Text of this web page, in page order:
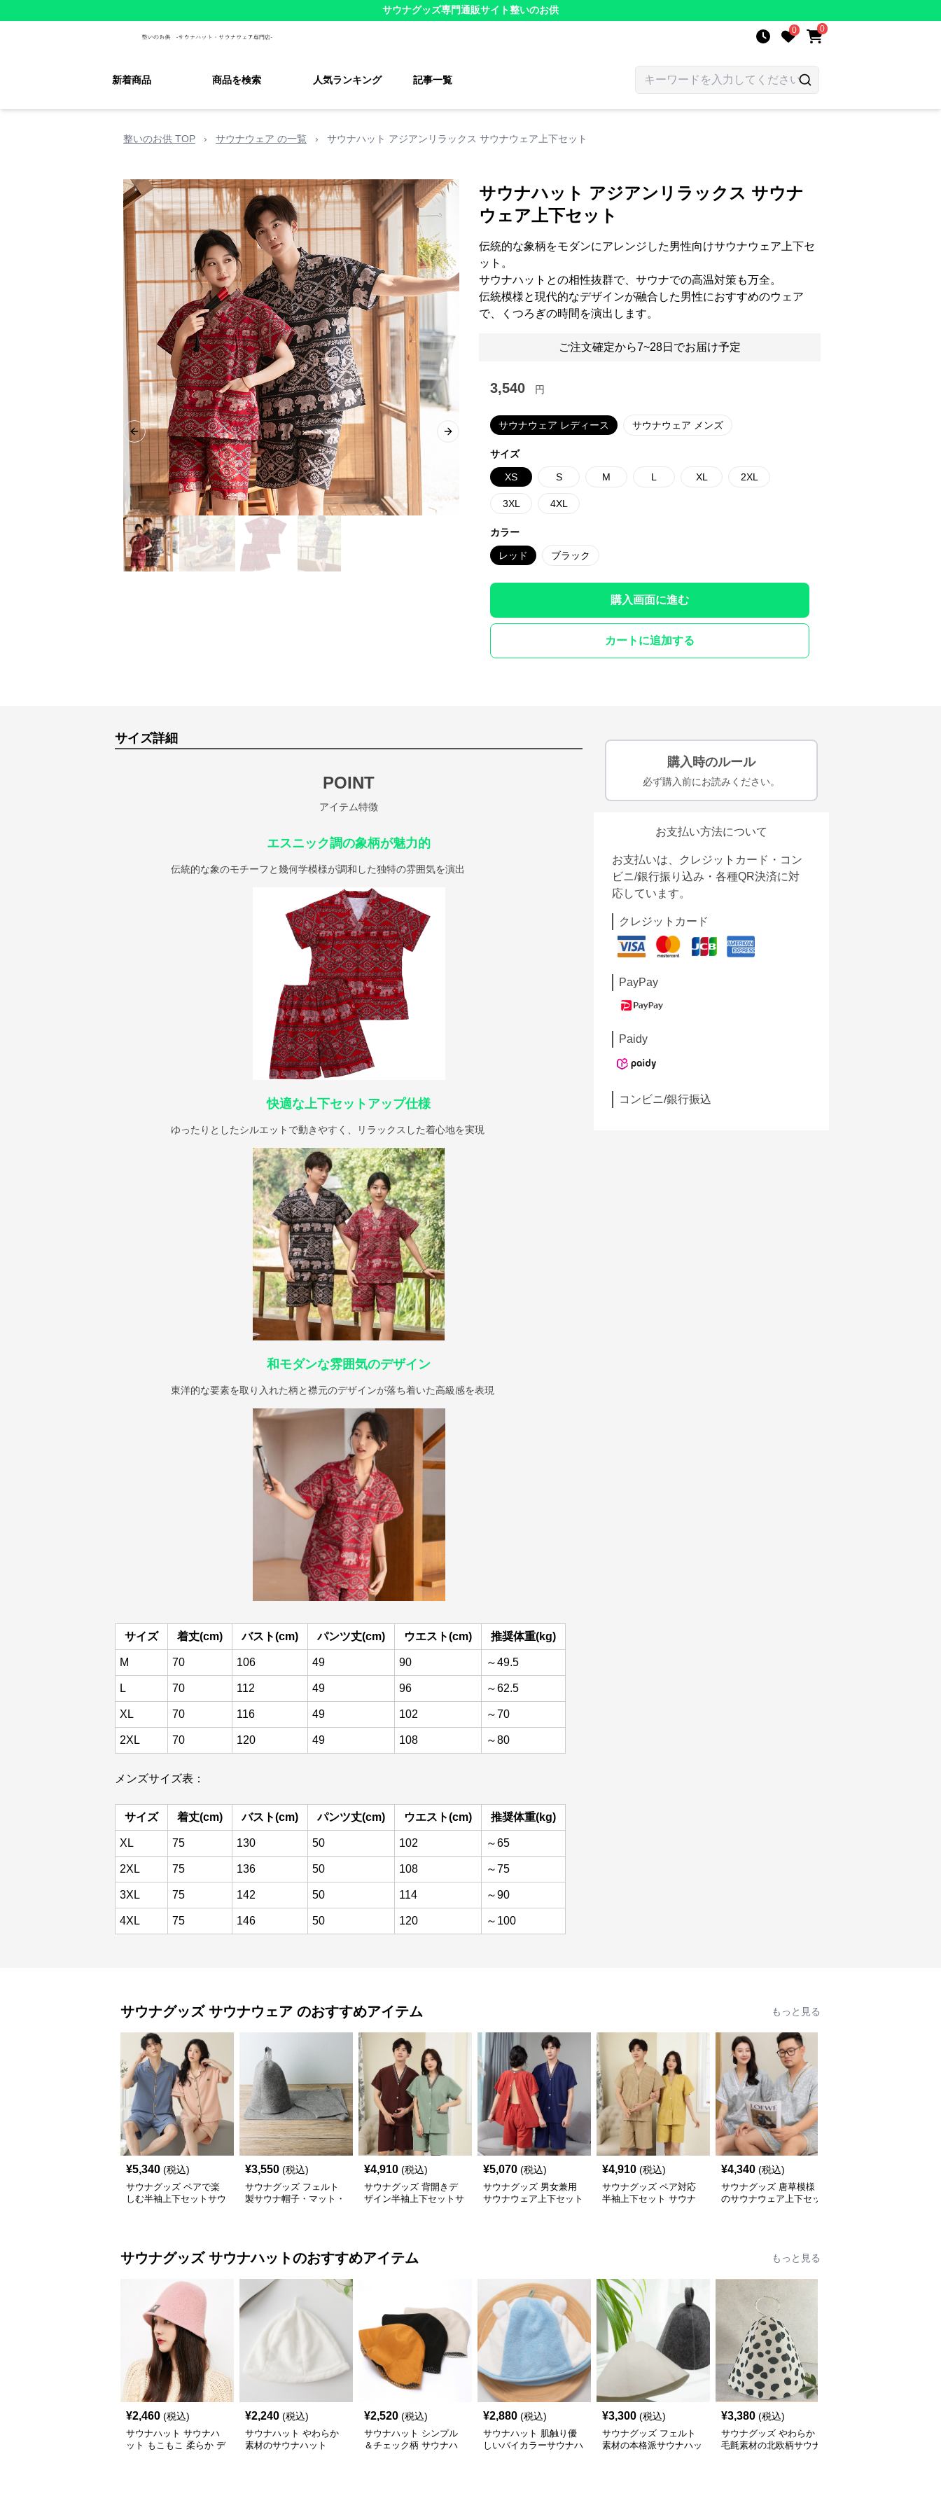
サウナグッズ専門通販サイト整いのお供
0 0
新着商品 商品を検索 人気ランキング 記事一覧
整いのお供 TOP › サウナウェア の一覧 › サウナハット アジアンリラックス サウナウェア上下セット
Previous slide Next slide
サウナハット アジアンリラックス サウナ
ウェア上下セット
伝統的な象柄をモダンにアレンジした男性向けサウナウェア上下セ
ット。
サウナハットとの相性抜群で、サウナでの高温対策も万全。
伝統模様と現代的なデザインが融合した男性におすすめのウェア
で、くつろぎの時間を演出します。
ご注文確定から7~28日でお届け予定
3,540 円
サウナウェア レディース サウナウェア メンズ
サイズ
XS S M L XL 2XL
3XL 4XL
カラー
レッド ブラック
購入画面に進む
カートに追加する
サイズ詳細
POINT
アイテム特徴
エスニック調の象柄が魅力的
伝統的な象のモチーフと幾何学模様が調和した独特の雰囲気を演出
快適な上下セットアップ仕様
ゆったりとしたシルエットで動きやすく、リラックスした着心地を実現
和モダンな雰囲気のデザイン
東洋的な要素を取り入れた柄と襟元のデザインが落ち着いた高級感を表現
サイズ 着丈(cm) バスト(cm) パンツ丈(cm) ウエスト(cm) 推奨体重(kg)
M 70 106 49 90 ～49.5
L 70 112 49 96 ～62.5
XL 70 116 49 102 ～70
2XL 70 120 49 108 ～80
メンズサイズ表：
サイズ 着丈(cm) バスト(cm) パンツ丈(cm) ウエスト(cm) 推奨体重(kg)
XL 75 130 50 102 ～65
2XL 75 136 50 108 ～75
3XL 75 142 50 114 ～90
4XL 75 146 50 120 ～100
購入時のルール
必ず購入前にお読みください。
お支払い方法について
お支払いは、クレジットカード・コン
ビニ/銀行振り込み・各種QR決済に対
応しています。
クレジットカード
PayPay
Paidy
コンビニ/銀行振込
サウナグッズ サウナウェア のおすすめアイテム もっと見る
¥5,340 (税込)
サウナグッズ ペアで楽
しむ半袖上下セットサウ
¥3,550 (税込)
サウナグッズ フェルト
製サウナ帽子・マット・
¥4,910 (税込)
サウナグッズ 背開きデ
ザイン半袖上下セットサ
¥5,070 (税込)
サウナグッズ 男女兼用
サウナウェア上下セット
¥4,910 (税込)
サウナグッズ ペア対応
半袖上下セット サウナ
¥4,340 (税込)
サウナグッズ 唐草模様
のサウナウェア上下セッ
サウナグッズ サウナハットのおすすめアイテム もっと見る
¥2,460 (税込)
サウナハット サウナハ
ット もこもこ 柔らか デ
¥2,240 (税込)
サウナハット やわらか
素材のサウナハット
¥2,520 (税込)
サウナハット シンプル
＆チェック柄 サウナハ
¥2,880 (税込)
サウナハット 肌触り優
しいバイカラーサウナハ
¥3,300 (税込)
サウナグッズ フェルト
素材の本格派サウナハッ
¥3,380 (税込)
サウナグッズ やわらか
毛氈素材の北欧柄サウナ